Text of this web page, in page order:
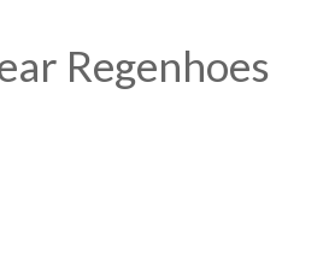
Regenhoes